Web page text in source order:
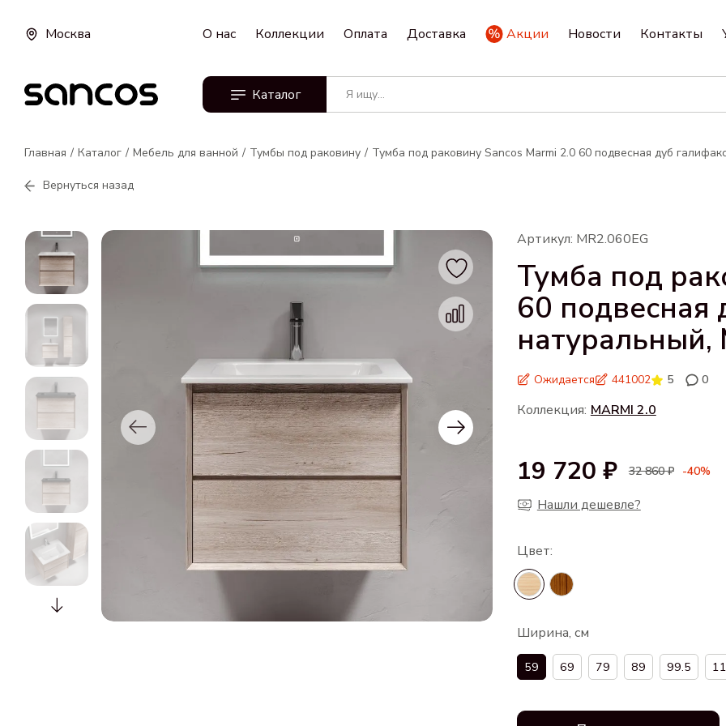
Москва О нас Коллекции Оплата Доставка Акции Новости Контакты
Каталог
Главная Каталог Мебель для ванной Тумбы под раковину Тумба под раковину Sancos Marmi 2.0 60 подвесная дуб
Вернуться назад
Артикул: MR2.060EG
Тумба под
60 подвесная
натуральный,
Ожидается 441002 5 0
Коллекция: MARMI 2.0
19 720 ₽ 32 860 ₽ -40%
Нашли дешевле?
Ширина, см
59 69 79 89 99.5